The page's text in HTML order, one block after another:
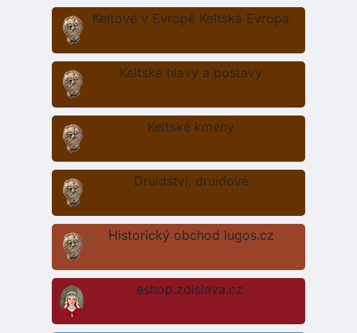
Keltové v Evropě Keltská Evropa
Keltské hlavy a postavy
Keltské kmeny
Druidství, druidové
Historický obchod lugos.cz
eshop.zdislava.cz